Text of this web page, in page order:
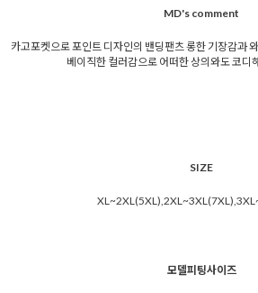
MD's comment
카고포켓으로 포인트 디자인의 밴딩팬츠 롱한 기장감과
베이직한 컬러감으로 어떠한 상의와도 코디
SIZE
모델피팅사이즈